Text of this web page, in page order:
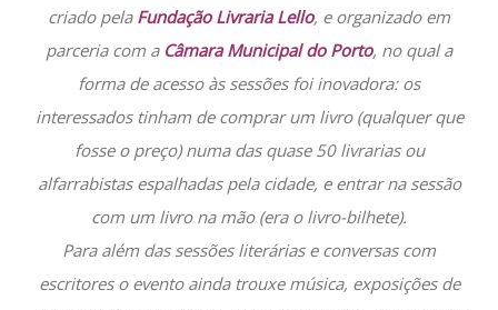
criado pela Fundação Livraria Lello, e organizado em
parceria com a Câmara Municipal do Porto, no qual a
forma de acesso às sessões foi inovadora: os
interessados tinham de comprar um livro (qualquer que
fosse o preço) numa das quase 50 livrarias ou
alfarrabistas espalhadas pela cidade, e entrar na sessão
com um livro na mão (era o livro-bilhete).
Para além das sessões literárias e conversas com
escritores o evento ainda trouxe música, exposições de